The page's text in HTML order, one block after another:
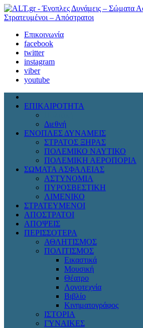
Επικοινωνία
facebook
twitter
instagram
viber
youtube
ΕΠΙΚΑΙΡΟΤΗΤΑ
Διεθνή
ΕΝΟΠΛΕΣ ΔΥΝΑΜΕΙΣ
ΣΤΡΑΤΟΣ ΞΗΡΑΣ
ΠΟΛΕΜΙΚΟ ΝΑΥΤΙΚΟ
ΠΟΛΕΜΙΚΗ ΑΕΡΟΠΟΡΙΑ
ΣΩΜΑΤΑ ΑΣΦΑΛΕΙΑΣ
ΑΣΤΥΝΟΜΙΑ
ΠΥΡΟΣΒΕΣΤΙΚΗ
ΛΙΜΕΝΙΚΟ
ΣΤΡΑΤΕΥΜΕΝΟΙ
ΑΠΟΣΤΡΑΤΟΙ
ΑΠΟΨΕΙΣ
ΠΕΡΙΣΣΟΤΕΡΑ
ΑΘΛΗΤΙΣΜΟΣ
ΠΟΛΙΤΙΣΜΟΣ
Εικαστικά
Μουσική
Θέατρο
Λογοτεχνία
Βιβλίο
Κινηματογράφος
ΙΣΤΟΡΙΑ
ΓΥΝΑΙΚΕΣ